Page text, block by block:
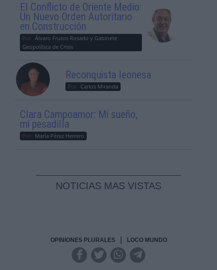
El Conflicto de Oriente Medio:
Un Nuevo Orden Autoritario
en Construcción
Por Álvaro Frutos Rosado y Gabinete
Geopolítica de Crisis
Reconquista leonesa
Por Carlos Miranda
Clara Campoamor: Mi sueño,
mi pesadilla
Por María Pérez Herrero
NOTICIAS MAS VISTAS
OPINIONES PLURALES LOCO MUNDO